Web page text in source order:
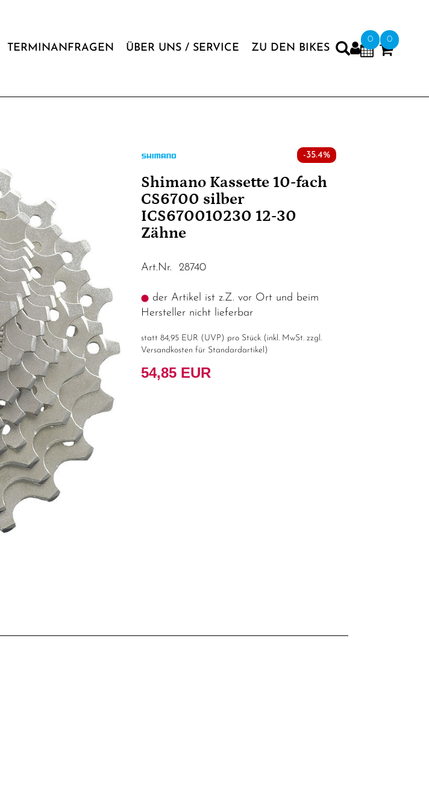
TERMINANFRAGEN ÜBER UNS / SERVICE ZU DEN BIKES
0 0
-35.4%
Shimano Kassette 10-fach
CS6700 silber
ICS670010230 12-30
Zähne
Art.Nr. 28740
der Artikel ist z.Z. vor Ort und beim
Hersteller nicht lieferbar
statt84,95 EUR ( UVP ) pro Stück (inkl. MwSt. zzgl.
Versandkosten für Standardartikel )
54,85 EUR